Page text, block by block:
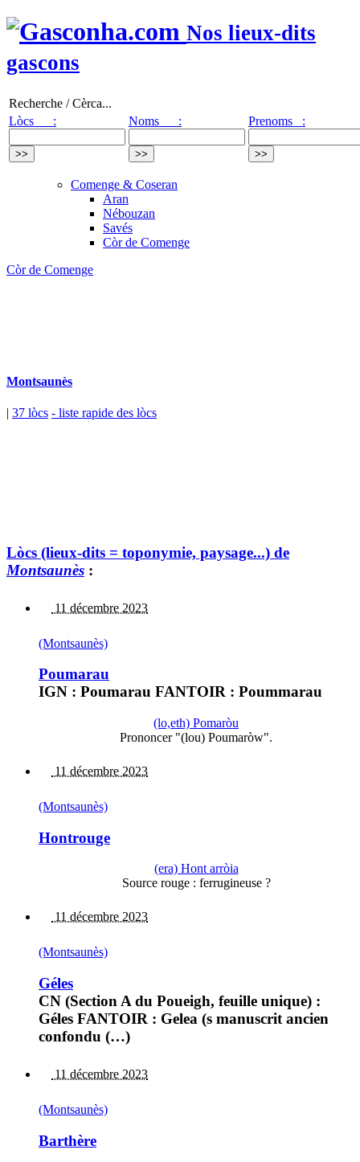
Nos lieux-dits
gascons
Recherche / Cèrca...
Lòcs :
Noms : Prenoms :
Comenge & Coseran
Aran
Nébouzan
Savés
Còr de Comenge
Còr de Comenge
Montsaunès
| 37 lòcs - liste rapide des lòcs
Lòcs (lieux-dits = toponymie, paysage...) de
Montsaunès :
11 décembre 2023
(Montsaunès)
Poumarau
IGN : Poumarau FANTOIR : Poummarau
(lo,eth) Pomaròu
Prononcer "(lou) Poumaròw".
11 décembre 2023
(Montsaunès)
Hontrouge
(era) Hont arròia
Source rouge : ferrugineuse ?
11 décembre 2023
(Montsaunès)
Géles
CN (Section A du Poueigh, feuille unique) :
Géles FANTOIR : Gelea (s manuscrit ancien
confondu (…)
11 décembre 2023
(Montsaunès)
Barthère